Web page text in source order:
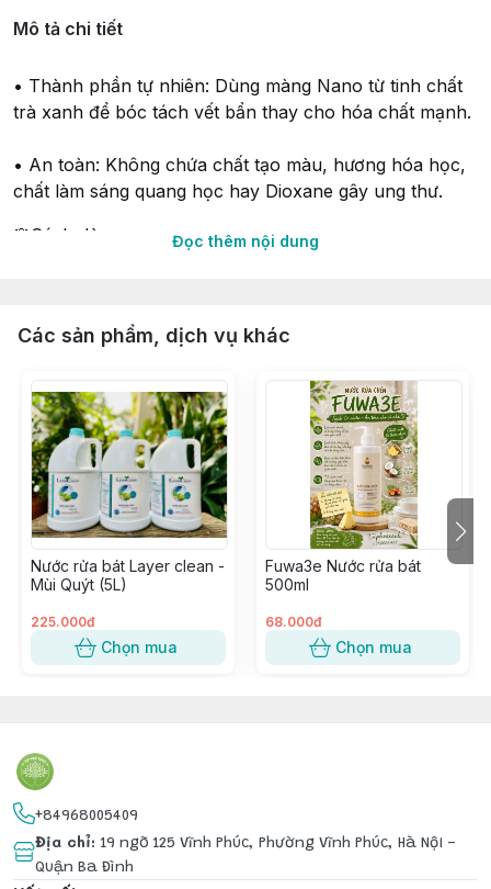
Mô tả chi tiết
• Thành phần tự nhiên: Dùng màng Nano từ tinh chất
trà xanh để bóc tách vết bẩn thay cho hóa chất mạnh.
• An toàn: Không chứa chất tạo màu, hương hóa học,
chất làm sáng quang học hay Dioxane gây ung thư.
🌸Cách dùng:
lên vết bẩn cứng đầu
Đọc thêm nội dung
Các sản phẩm, dịch vụ khác
Nước rửa bát Layer clean -
Mùi Quýt (5L)
225.000đ
Chọn mua
Fuwa3e Nước rửa bát
500ml
68.000đ
Chọn mua
+84968005409
Địa chỉ: 19 ngõ 125 Vĩnh Phúc, Phường Vĩnh Phúc, Hà Nội -
Quận Ba Đình